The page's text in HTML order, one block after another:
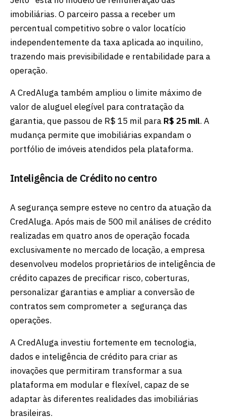
imobiliárias. O parceiro passa a receber um
percentual competitivo sobre o valor locatício
independentemente da taxa aplicada ao inquilino,
trazendo mais previsibilidade e rentabilidade para a
operação.
A CredAluga também ampliou o limite máximo de
valor de aluguel elegível para contratação da
garantia, que passou de R$ 15 mil para R$ 25 mil. A
mudança permite que imobiliárias expandam o
portfólio de imóveis atendidos pela plataforma.
Inteligência de Crédito no centro
A segurança sempre esteve no centro da atuação da
CredAluga. Após mais de 500 mil análises de crédito
realizadas em quatro anos de operação focada
exclusivamente no mercado de locação, a empresa
desenvolveu modelos proprietários de inteligência de
crédito capazes de precificar risco, coberturas,
personalizar garantias e ampliar a conversão de
contratos sem comprometer a segurança das
operações.
A CredAluga investiu fortemente em tecnologia,
dados e inteligência de crédito para criar as
inovações que permitiram transformar a sua
plataforma em modular e flexível, capaz de se
adaptar às diferentes realidades das imobiliárias
brasileiras.